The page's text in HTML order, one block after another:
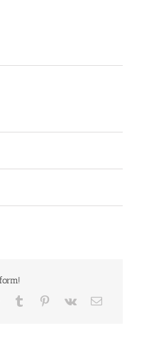
Tumblr Pinterest
Vk Email